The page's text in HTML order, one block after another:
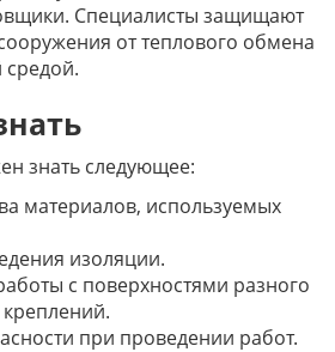
Специалисты защищают
от теплового обмена
знать следующее:
материалов, используемых
изоляции.
с поверхностями разного
при проведении работ.